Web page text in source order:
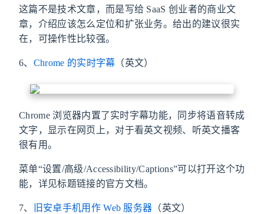
这篇不是技术文章，而是写给 SaaS 创业者的商业文
章，介绍应该怎么定位和扩张业务。给出的建议很实
在，可操作性比较强。
6、 Chrome 的实时字幕 （英文）
Chrome 浏览器内置了实时字幕功能，同步将语音转成
文字，显示在网页上，对于看英文视频、听英文播客
很有用。
菜单“设置/高级/Accessibility/Captions”可以打开这个功
能，详见标题链接的官方文档。
7、 旧安卓手机用作 Web 服务器 （英文）